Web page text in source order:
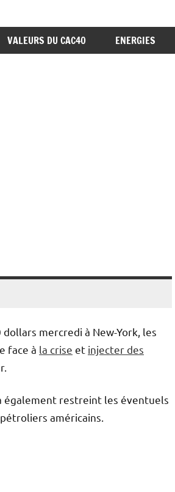
VALEURS DU CAC40 ENERGIES
mercredi à New-York, les
face à la crise et injecter des
également restreint les éventuels
américains.